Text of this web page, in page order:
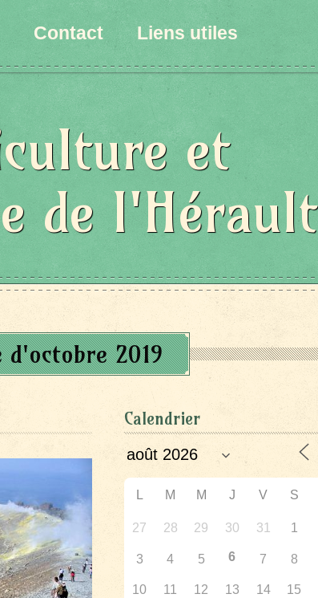
Contact Liens utiles
et
de l'Hérault
d'octobre 2019
Calendrier
L M M J V S
27 28 29 30 31 1
3 4 5 6 7 8
10 11 12 13 14 15